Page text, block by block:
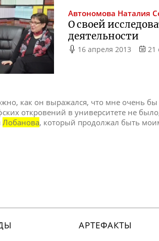
Автономова Наталия
О своей
деятельности
16 апреля 2013 21
как он выражался, что мне очень бы
откровений в университете не
Лобанова, который продолжал быть
АРТЕФАКТЫ